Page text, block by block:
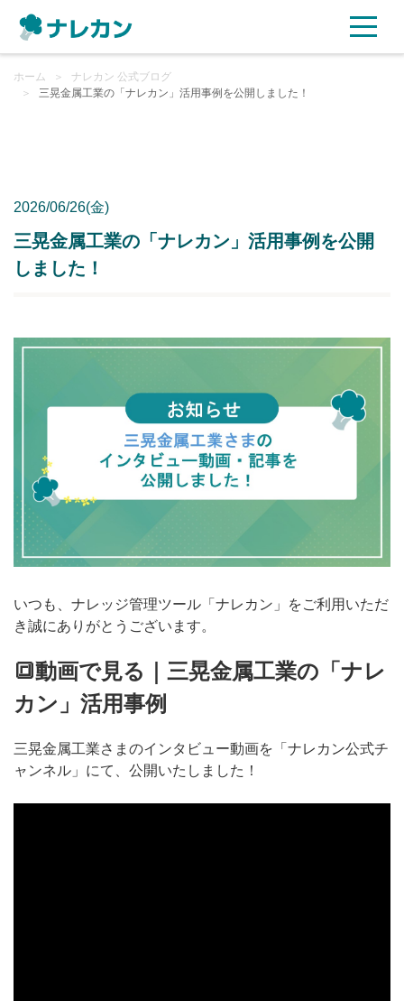
ご利用プラン
充実サポート
無料トライアル
ログイン
ホーム ＞
ナレカン 公式ブログ
＞
三晃金属工業の「ナレカン」活用事例を公開しました！
2026/06/26(金)
三晃金属工業の「ナレカン」活用事例を公開
しました！
いつも、ナレッジ管理ツール「ナレカン」をご利用いただ
き誠にありがとうございます。
🔳動画で見る｜三晃金属工業の「ナレ
カン」活用事例
三晃金属工業さまのインタビュー動画を「ナレカン公式チ
ャンネル」にて、公開いたしました！